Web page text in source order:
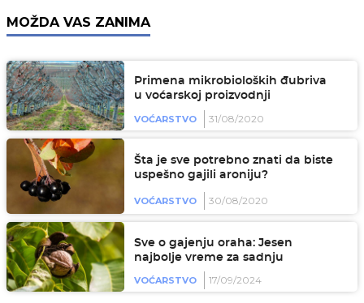
MOŽDA VAS ZANIMA
Primena mikrobioloških đubriva
u voćarskoj proizvodnji
VOĆARSTVO 31/08/2020
Šta je sve potrebno znati da biste
uspešno gajili aroniju?
VOĆARSTVO 30/08/2020
Sve o gajenju oraha: Jesen
najbolje vreme za sadnju
VOĆARSTVO 17/09/2024